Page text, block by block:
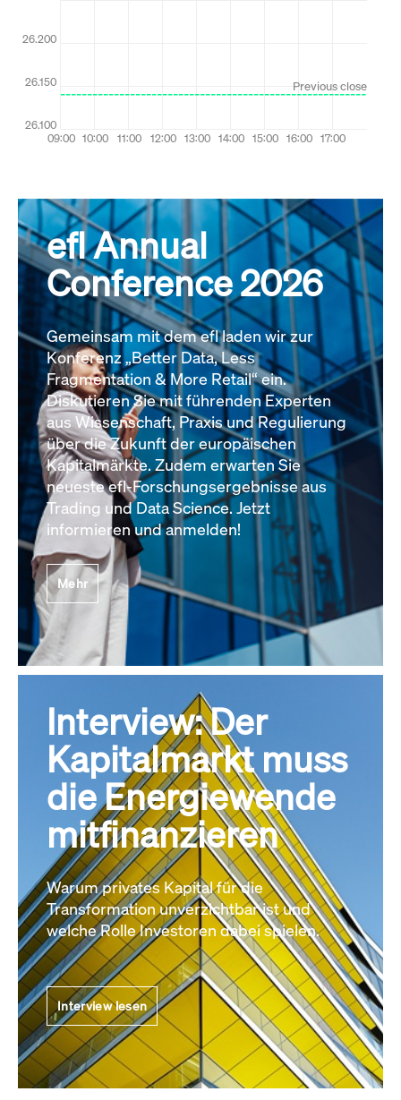
efl Annual
Conference 2026
Gemeinsam mit dem efl laden wir zur
Konferenz „Better Data, Less
Fragmentation & More Retail“ ein.
Diskutieren Sie mit führenden Experten
aus Wissenschaft, Praxis und Regulierung
über die Zukunft der europäischen
Kapitalmärkte. Zudem erwarten Sie
neueste efl-Forschungsergebnisse aus
Trading und Data Science. Jetzt
informieren und anmelden!
Mehr
Interview: Der
Kapitalmarkt muss
die Energiewende
mitfinanzieren
Warum privates Kapital für die
Transformation unverzichtbar ist und
welche Rolle Investoren dabei spielen.
Interview lesen